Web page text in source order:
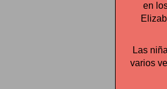
en
Las
varios